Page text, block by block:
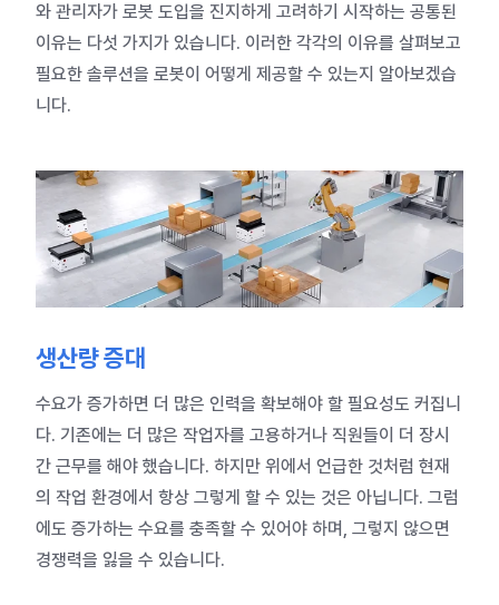
와 관리자가 로봇 도입을 진지하게 고려하기 시작하는 공통된
이유는 다섯 가지가 있습니다. 이러한 각각의 이유를 살펴보고
필요한 솔루션을 로봇이 어떻게 제공할 수 있는지 알아보겠습
니다.
생산량 증대
수요가 증가하면 더 많은 인력을 확보해야 할 필요성도 커집니
다. 기존에는 더 많은 작업자를 고용하거나 직원들이 더 장시
간 근무를 해야 했습니다. 하지만 위에서 언급한 것처럼 현재
의 작업 환경에서 항상 그렇게 할 수 있는 것은 아닙니다. 그럼
에도 증가하는 수요를 충족할 수 있어야 하며, 그렇지 않으면
경쟁력을 잃을 수 있습니다.